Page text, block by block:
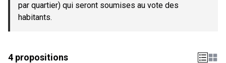
par quartier) qui seront soumises au vote des
habitants.
4 propositions